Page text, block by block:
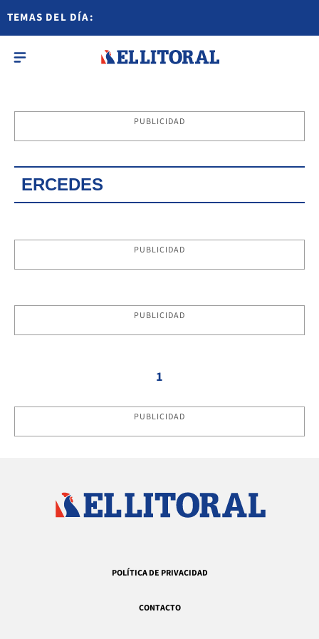
TEMAS DEL DÍA:
PUBLICIDAD
ERCEDES
PUBLICIDAD
PUBLICIDAD
1
PUBLICIDAD
POLÍTICA DE PRIVACIDAD
CONTACTO